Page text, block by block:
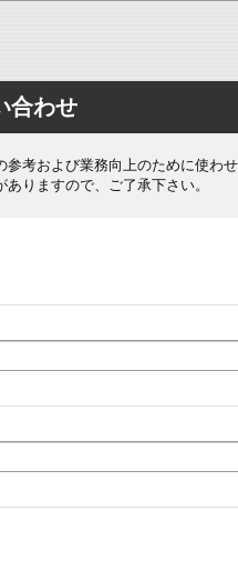
合わせ
考および業務向上のために使わせ
りますので、ご了承下さい。